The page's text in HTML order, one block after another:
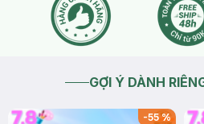
GỢI Ý DÀNH
-55%